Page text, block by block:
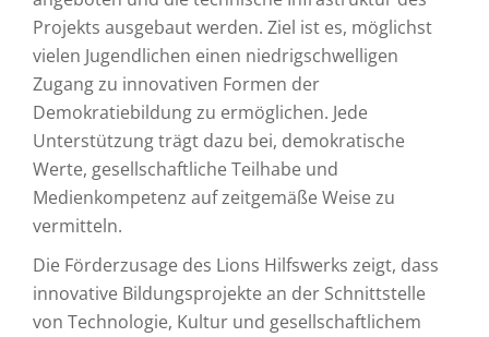
Projekts ausgebaut werden. Ziel ist es, möglichst
vielen Jugendlichen einen niedrigschwelligen
Zugang zu innovativen Formen der
Demokratiebildung zu ermöglichen. Jede
Unterstützung trägt dazu bei, demokratische
Werte, gesellschaftliche Teilhabe und
Medienkompetenz auf zeitgemäße Weise zu
vermitteln.
Die Förderzusage des Lions Hilfswerks zeigt, dass
innovative Bildungsprojekte an der Schnittstelle
von Technologie, Kultur und gesellschaftlichem